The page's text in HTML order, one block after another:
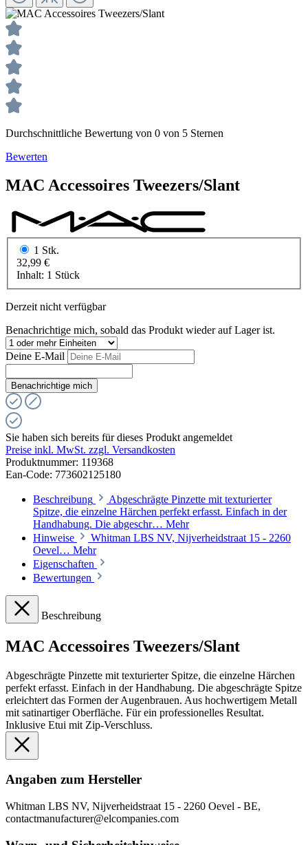
Durchschnittliche Bewertung von 0 von 5 Sternen
Bewerten
MAC Accessoires Tweezers/Slant
1 Stk.
32,99 €
Inhalt: 1 Stück
Derzeit nicht verfügbar
Benachrichtige mich, sobald das Produkt wieder auf Lager ist.
Deine E-Mail
Benachrichtige mich
Sie haben sich bereits für dieses Produkt angemeldet
Preise inkl. MwSt. zzgl. Versandkosten
Produktnummer: 119368
Ean-Code: 773602125180
Beschreibung
Abgeschrägte Pinzette mit texturierter
Spitze, die einzelne Härchen perfekt erfasst. Einfach in der
Handhabung. Die abgeschr… Mehr
Hinweise
Whitman LBS NV, Nijverheidstraat 15 - 2260
Oevel… Mehr
Eigenschaften
Bewertungen
Beschreibung
MAC Accessoires Tweezers/Slant
Abgeschrägte Pinzette mit texturierter Spitze, die einzelne Härchen
perfekt erfasst. Einfach in der Handhabung. Die abgeschrägte Spitze
erleichtert das Formen der Augenbrauen. Aus hochwertigem Metall
mit satinartiger Oberfläche. Für ein professionelles Resultat.
Inklusive Etui mit Zip-Verschluss.
Angaben zum Hersteller
Whitman LBS NV, Nijverheidstraat 15 - 2260 Oevel - BE,
contactmanufacturer@elcompanies.com